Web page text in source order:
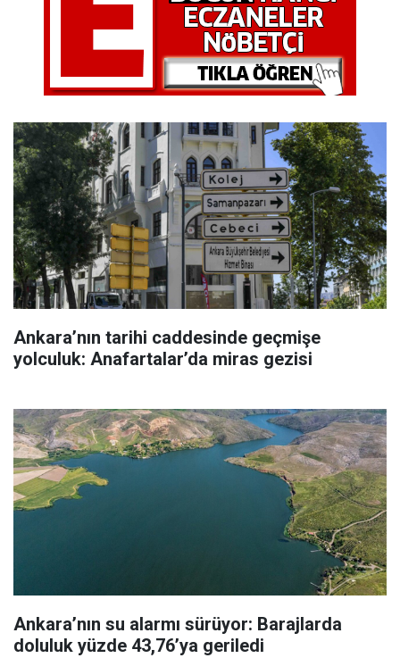
Ankara’nın tarihi caddesinde geçmişe
yolculuk: Anafartalar’da miras gezisi
Ankara’nın su alarmı sürüyor: Barajlarda
doluluk yüzde 43,76’ya geriledi